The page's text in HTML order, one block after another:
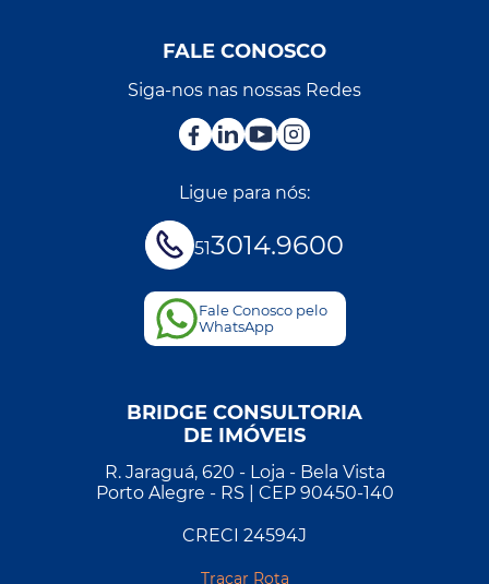
FALE CONOSCO
Siga-nos nas nossas Redes
Ligue para nós:
513014.9600
Fale Conosco pelo
WhatsApp
BRIDGE CONSULTORIA
DE IMÓVEIS
R. Jaraguá, 620 - Loja - Bela Vista
Porto Alegre - RS | CEP 90450-140
CRECI 24594J
Traçar Rota